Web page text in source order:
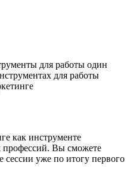
для работы один
для работы
как инструменте
Вы сможете
сессии уже по итогу первого